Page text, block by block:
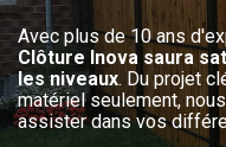
Avec plus de 10 ans
Clôture Inova saura
les niveaux. Du projet
matériel seulement,
assister dans vos